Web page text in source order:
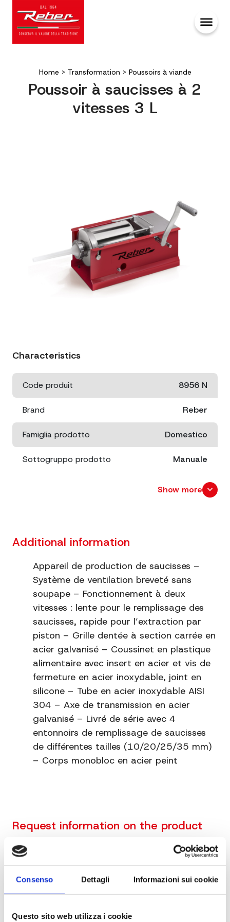
Consenso Dettagli Informazioni sui cookie
Questo sito web utilizza i cookie
Home > Transformation > Poussoirs à viande
Poussoir à saucisses à 2
vitesses 3 L
Characteristics
Code produit 8956 N
Brand Reber
Famiglia prodotto Domestico
Sottogruppo prodotto Manuale
LT. 3
Engrenages Zama
Matériel Acciaio verniciato rosso
Structure Monoblocco
Utilisation Orizzontale
Show more expand_more
Additional information
Appareil de production de saucisses –
Système de ventilation breveté sans
soupape – Fonctionnement à deux
vitesses : lente pour le remplissage des
saucisses, rapide pour l’extraction par
piston – Grille dentée à section carrée en
acier galvanisé – Coussinet en plastique
alimentaire avec insert en acier et vis de
fermeture en acier inoxydable, joint en
silicone – Tube en acier inoxydable AISI
304 – Axe de transmission en acier
galvanisé – Livré de série avec 4
entonnoirs de remplissage de saucisses
de différentes tailles (10/20/25/35 mm)
– Corps monobloc en acier peint
Request information on the product